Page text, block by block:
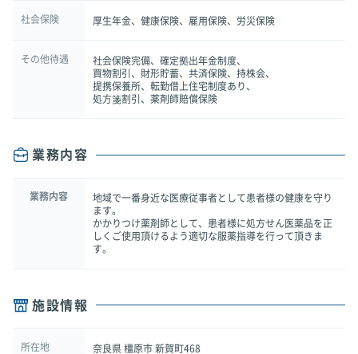
社会保険 厚生年金、健康保険、雇用保険、労災保険
その他待遇
社会保険完備、確定拠出年金制度、
買物割引、財形貯蓄、共済保険、持株会、
提携保養所、転勤借上住宅制度あり、
処方箋割引、薬剤師賠償保険
業務内容
業務内容
地域で一番身近な医療従事者として患者様の健康を守り
ます。
かかりつけ薬剤師として、患者様に処方せん医薬品を正
しくご使用頂けるよう適切な服薬指導を行って頂きま
す。
施設情報
所在地 奈良県 橿原市 新賀町468